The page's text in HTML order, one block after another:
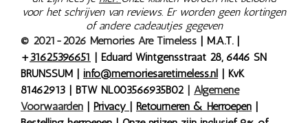
voor het schrijven van reviews. Er worden geen kortingen
of andere cadeautjes gegeven
© 2021-2026 Memories Are Timeless | M.A.T. |
+31625396651 | Eduard Wintgensstraat 28, 6446 SN
BRUNSSUM | info@memoriesaretimeless.nl | KvK
81462913 | BTW NL003566935B02 | Algemene
Voorwaarden | Privacy | Retourneren & Herroepen |